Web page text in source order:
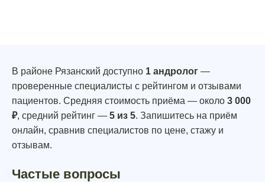
В районе Рязанский доступно 1 андролог —
проверенные специалисты с рейтингом и отзывами
пациентов. Средняя стоимость приёма — около 3 000
₽, средний рейтинг — 5 из 5. Запишитесь на приём
онлайн, сравнив специалистов по цене, стажу и
отзывам.
Частые вопросы